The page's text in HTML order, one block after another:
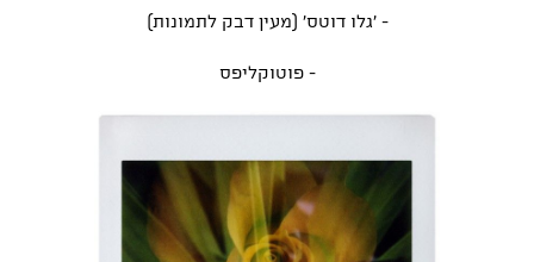
- 'גלו דוטס' (מעין דבק לתמונות)
- פוטוקליפס